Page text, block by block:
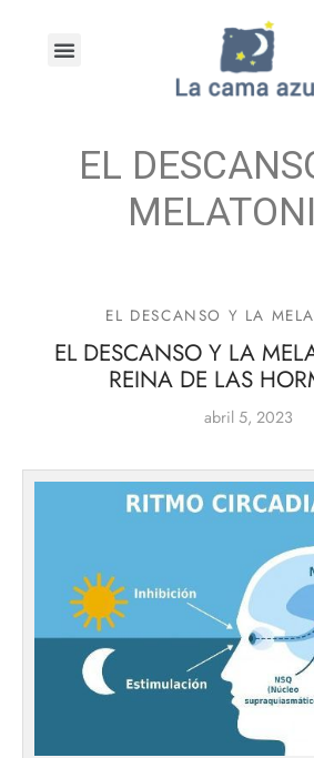
EL
EL DESCANSO Y LA
EL DESCANSO Y LA
REINA DE LAS
abril 5, 2023